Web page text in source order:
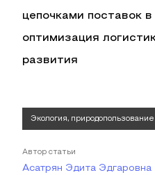
цепочками поставок
оптимизация
развития
Экология, природопользование
Автор статьи
Асатрян Эдита Эдгаровна